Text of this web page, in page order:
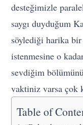
desteğimizle
saygı duyduğum
söylediği harika
istenmesine o
sevdiğim
vaktiniz varsa çok
Table of